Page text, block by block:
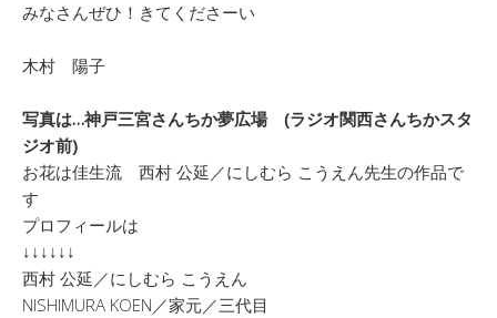
みなさんぜひ！きてくださーい
木村 陽子
写真は…神戸三宮さんちか夢広場 (ラジオ関西さんちかスタ
ジオ前)
お花は佳生流 西村 公延／にしむら こうえん先生の作品で
す
プロフィールは
↓↓↓↓↓↓
西村 公延／にしむら こうえん
NISHIMURA KOEN／家元／三代目